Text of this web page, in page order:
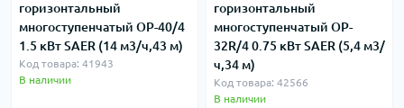
горизонтальный
многоступенчатый OP-40/4
1.5 кВт SAER (14 м3/ч,43 м)
Код товара: 41943
В наличии
горизонтальный
многоступенчатый OP-
32R/4 0.75 кВт SAER (5,4 м3/
ч,34 м)
Код товара: 42566
В наличии